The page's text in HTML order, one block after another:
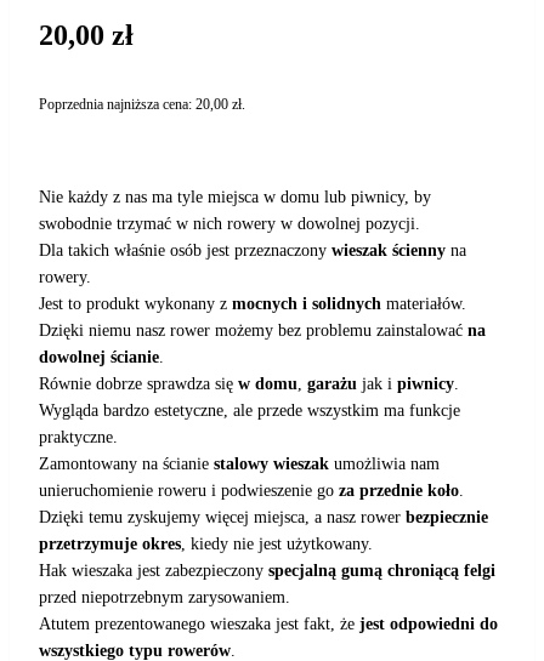
20,00 zł
Poprzednia najniższa cena: 20,00 zł.
Nie każdy z nas ma tyle miejsca w domu lub piwnicy, by
swobodnie trzymać w nich rowery w dowolnej pozycji.
Dla takich właśnie osób jest przeznaczony wieszak ścienny na
rowery.
Jest to produkt wykonany z mocnych i solidnych materiałów.
Dzięki niemu nasz rower możemy bez problemu zainstalować na
dowolnej ścianie.
Równie dobrze sprawdza się w domu, garażu jak i piwnicy.
Wygląda bardzo estetyczne, ale przede wszystkim ma funkcje
praktyczne.
Zamontowany na ścianie stalowy wieszak umożliwia nam
unieruchomienie roweru i podwieszenie go za przednie koło.
Dzięki temu zyskujemy więcej miejsca, a nasz rower bezpiecznie
przetrzymuje okres, kiedy nie jest użytkowany.
Hak wieszaka jest zabezpieczony specjalną gumą chroniącą felgi
przed niepotrzebnym zarysowaniem.
Atutem prezentowanego wieszaka jest fakt, że jest odpowiedni do
wszystkiego typu rowerów.